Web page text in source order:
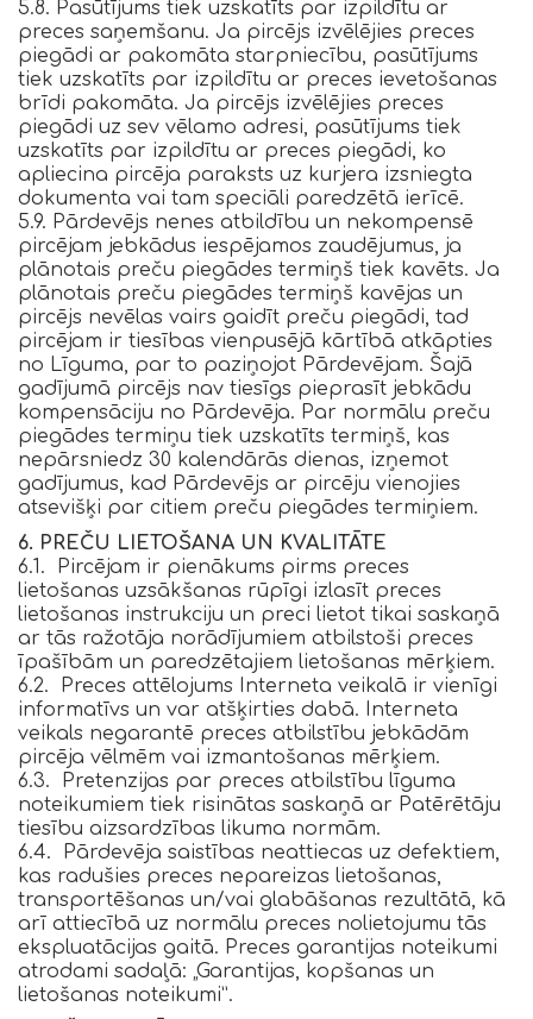
5.8. Pasūtījums tiek uzskatīts par izpildītu ar
preces saņemšanu. Ja pircējs izvēlējies preces
piegādi ar pakomāta starpniecību, pasūtījums
tiek uzskatīts par izpildītu ar preces ievetošanas
brīdi pakomāta. Ja pircējs izvēlējies preces
piegādi uz sev vēlamo adresi, pasūtījums tiek
uzskatīts par izpildītu ar preces piegādi, ko
apliecina pircēja paraksts uz kurjera izsniegta
dokumenta vai tam speciāli paredzētā ierīcē.
5.9. Pārdevējs nenes atbildību un nekompensē
pircējam jebkādus iespējamos zaudējumus, ja
plānotais preču piegādes termiņš tiek kavēts. Ja
plānotais preču piegādes termiņš kavējas un
pircējs nevēlas vairs gaidīt preču piegādi, tad
pircējam ir tiesības vienpusējā kārtībā atkāpties
no Līguma, par to paziņojot Pārdevējam. Šajā
gadījumā pircējs nav tiesīgs pieprasīt jebkādu
kompensāciju no Pārdevēja. Par normālu preču
piegādes termiņu tiek uzskatīts termiņš, kas
nepārsniedz 30 kalendārās dienas, izņemot
gadījumus, kad Pārdevējs ar pircēju vienojies
atsevišķi par citiem preču piegādes termiņiem.
6. PREČU LIETOŠANA UN KVALITĀTE
6.1. Pircējam ir pienākums pirms preces
lietošanas uzsākšanas rūpīgi izlasīt preces
lietošanas instrukciju un preci lietot tikai saskaņā
ar tās ražotāja norādījumiem atbilstoši preces
īpašībām un paredzētajiem lietošanas mērķiem.
6.2. Preces attēlojums Interneta veikalā ir vienīgi
informatīvs un var atšķirties dabā. Interneta
veikals negarantē preces atbilstību jebkādām
pircēja vēlmēm vai izmantošanas mērķiem.
6.3. Pretenzijas par preces atbilstību līguma
noteikumiem tiek risinātas saskaņā ar Patērētāju
tiesību aizsardzības likuma normām.
6.4. Pārdevēja saistības neattiecas uz defektiem,
kas radušies preces nepareizas lietošanas,
transportēšanas un/vai glabāšanas rezultātā, kā
arī attiecībā uz normālu preces nolietojumu tās
ekspluatācijas gaitā. Preces garantijas noteikumi
atrodami sadaļā: „Garantijas, kopšanas un
lietošanas noteikumi”.